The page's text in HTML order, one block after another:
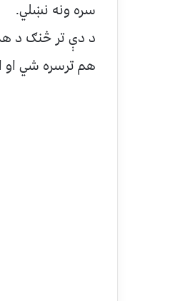
سره ونه نښلي.
د دې تر څنګ د
هم ترسره شي او